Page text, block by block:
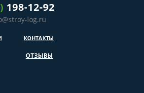
198-12-92
log.ru
КОНТАКТЫ
ОТЗЫВЫ